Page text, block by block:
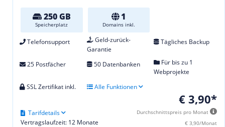
250 GB
Speicherplatz
1
Domains inkl.
Telefonsupport
Geld-zurück-
Garantie
Tägliches Backup
25 Postfächer 50 Datenbanken
Für bis zu 1
Webprojekte
SSL Zertifikat inkl.
Alle Funktionen
€ 3,90*
Durchschnittspreis pro Monat
€ 3,90/Monat
Vertragslaufzeit: 12 Monate
Tarifdetails